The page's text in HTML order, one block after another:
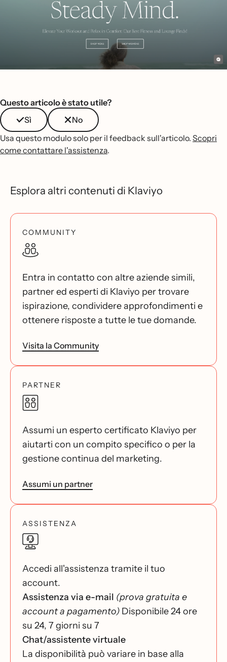
Questo articolo è stato utile?
Sì
No
Usa questo modulo solo per il feedback sull'articolo. Scopri
come contattare l'assistenza.
Esplora altri contenuti di Klaviyo
COMMUNITY
Entra in contatto con altre aziende simili,
partner ed esperti di Klaviyo per trovare
ispirazione, condividere approfondimenti e
ottenere risposte a tutte le tue domande.
Visita la Community
PARTNER
Assumi un esperto certificato Klaviyo per
aiutarti con un compito specifico o per la
gestione continua del marketing.
Assumi un partner
ASSISTENZA
Accedi all'assistenza tramite il tuo
account.
Assistenza via e-mail (prova gratuita e
account a pagamento) Disponibile 24 ore
su 24, 7 giorni su 7
Chat/assistente virtuale
La disponibilità può variare in base alla